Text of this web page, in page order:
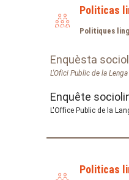
Politicas
Politiques
Enquèsta
L'Ofici Public de la
Enquête
L'Office Public de la
Politicas